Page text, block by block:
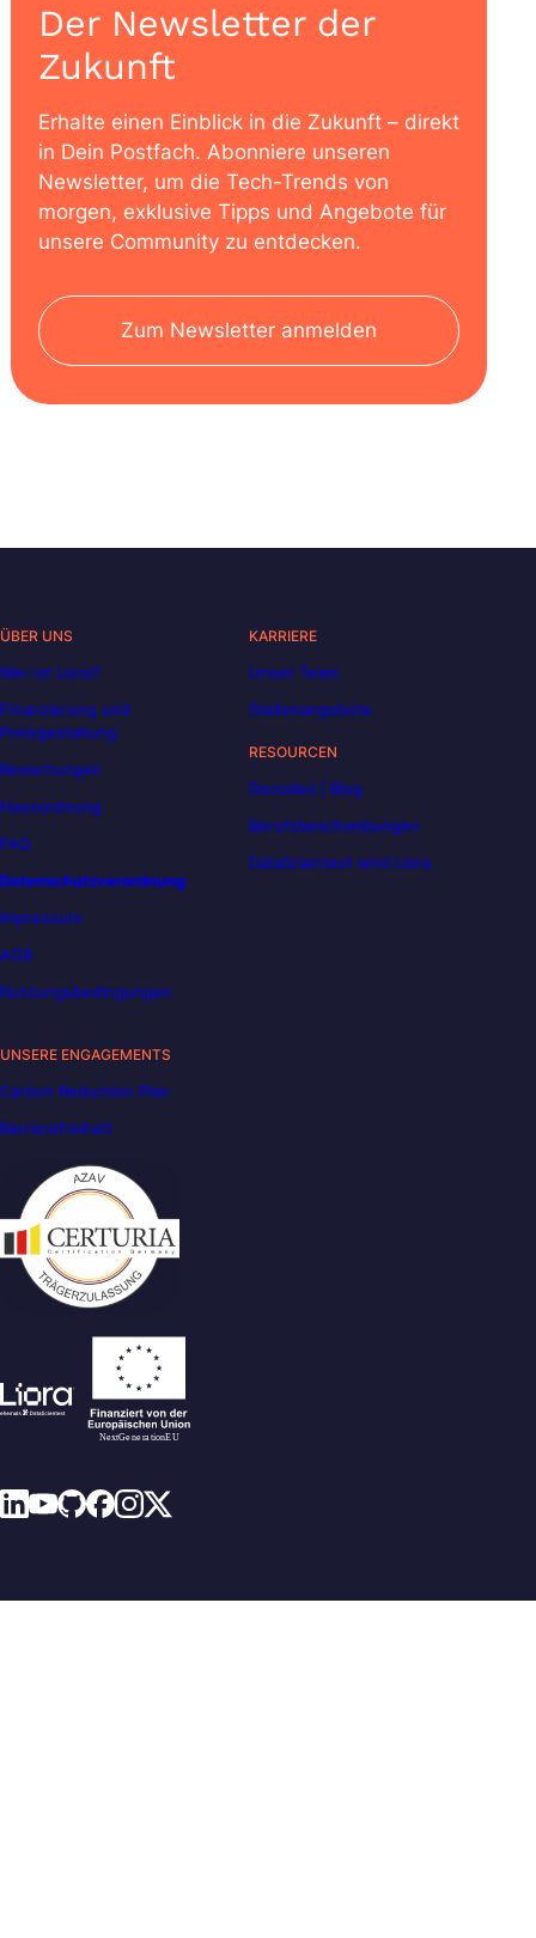
Der Newsletter der
Zukunft
Erhalte einen Einblick in die Zukunft – direkt
in Dein Postfach. Abonniere unseren
Newsletter, um die Tech-Trends von
morgen, exklusive Tipps und Angebote für
unsere Community zu entdecken.
Zum Newsletter anmelden
ÜBER UNS
Wer ist Liora?
Finanzierung und
Preisgestaltung
Bewertungen
Hausordnung
FAQ
Datenschutzverordnung
Impressum
AGB
Nutzungsbedingungen
KARRIERE
Unser Team
Stellenangebote
RESOURCEN
Decoded | Blog
Berufsbeschreibungen
DataScientest wird Liora
UNSERE ENGAGEMENTS
Carbon Reduction Plan
Barrierefreiheit